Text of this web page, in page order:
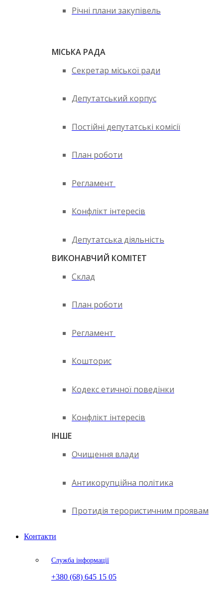
Річні плани закупівель
МІСЬКА РАДА
Секретар міської ради
Депутатський корпус
Постійні депутатські комісії
План роботи
Регламент
Конфлікт інтересів
Депутатська діяльність
ВИКОНАВЧИЙ КОМІТЕТ
Склад
План роботи
Регламент
Кошторис
Кодекс етичної поведінки
Конфлікт інтересів
ІНШЕ
Очищення влади
Антикорупційна політика
Протидія терористичним проявам
Контакти
Служба інформації
+380 (68) 645 15 05